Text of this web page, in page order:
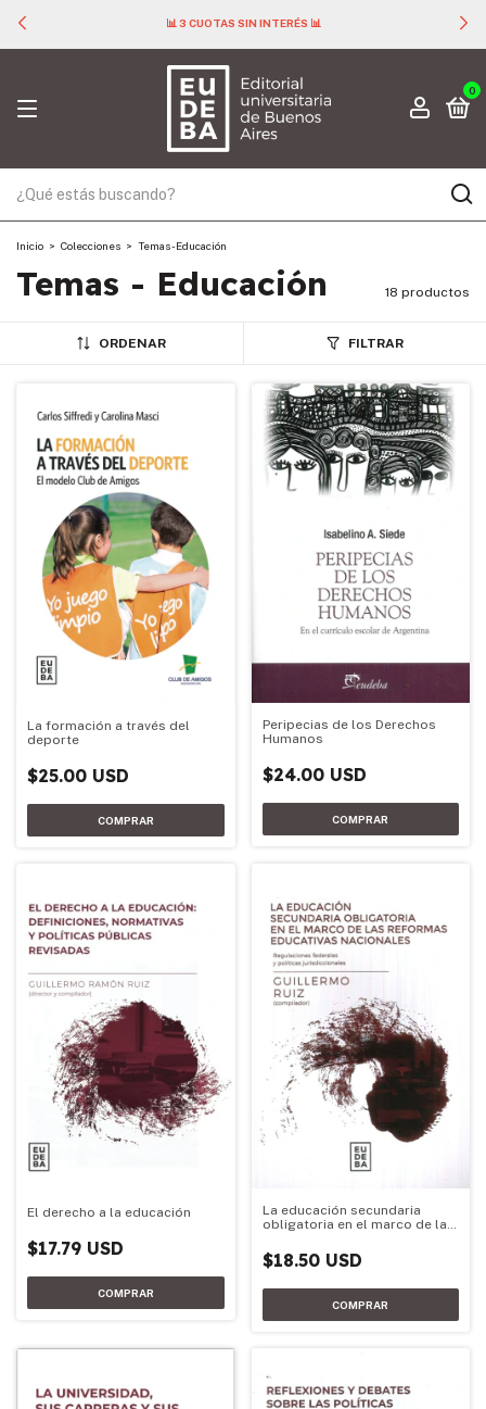
📊 3 CUOTAS SIN INTERÉS 📊
0
Inicio > Colecciones > Temas - Educación
Temas - Educación 18 productos
ORDENAR FILTRAR
La formación a través del
deporte
$25.00 USD
Peripecias de los Derechos
Humanos
$24.00 USD
El derecho a la educación
$17.79 USD
La educación secundaria
obligatoria en el marco de las
nacionales
$18.50 USD